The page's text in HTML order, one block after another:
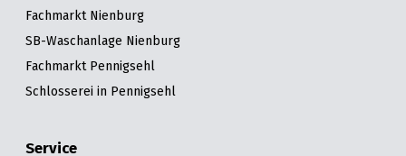
Fachmarkt Nienburg
SB-Waschanlage Nienburg
Fachmarkt Pennigsehl
Schlosserei in Pennigsehl
Service